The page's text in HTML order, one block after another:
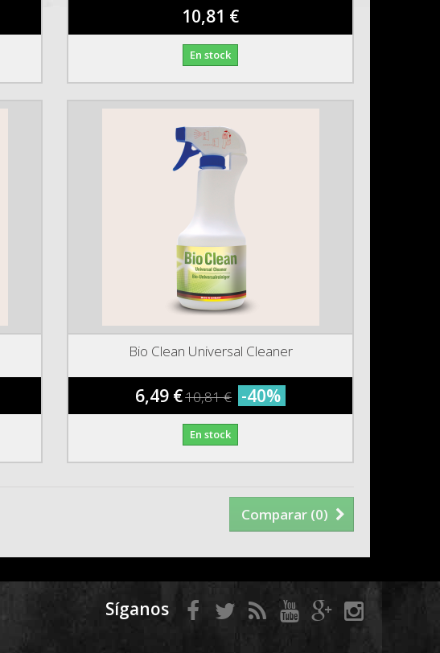
10,81 €
En stock
Bio Clean Universal Cleaner
6,49 €10,81 € -40%
En stock
Comparar (0)
Síganos